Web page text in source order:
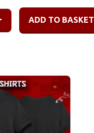
ADD TO BASKET